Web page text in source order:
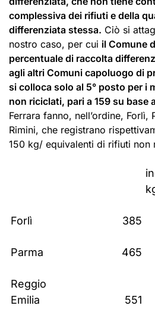
complessiva dei rifiuti e della
differenziata stessa. Ciò si
nostro caso, per cui il Comune
percentuale di raccolta
agli altri Comuni capoluogo di
si colloca solo al 5° posto per i
non riciclati, pari a 159 su base
Ferrara fanno, nell’ordine, Forlì,
Rimini, che registrano
150 kg/ equivalenti di rifiuti non
Forlì 385
Parma 465
Reggio
Emilia
551